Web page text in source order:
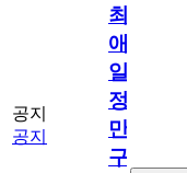
공지
공지
최
애
일
정
만
구